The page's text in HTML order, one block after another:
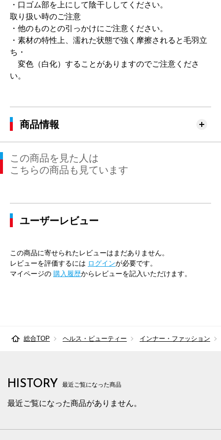
・口ゴム部を上にして陰干ししてください。
取り扱い時のご注意
・他のものとの引っかけにご注意ください。
・素材の特性上、濡れた状態で強く摩擦されると毛羽立
ち・
変色（白化）することがありますのでご注意くださ
い。
商品情報
この商品を見た人は
こちらの商品も見ています
ユーザーレビュー
この商品に寄せられたレビューはまだありません。
レビューを評価するには ログインが必要です。
マイページの 購入履歴からレビューを記入いただけます。
総合TOP ヘルス・ビューティー インナー・ファッション
HISTORY 最近ご覧になった商品
最近ご覧になった商品がありません。